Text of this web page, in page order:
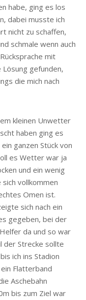
habe, ging es los
dabei musste ich
nicht zu schaffen,
schmale wenn auch
mit
Lösung gefunden,
die mich nach
kleinen Unwetter
haben ging es
ganzen Stück von
es Wetter war ja
und ein wenig
vollkommen
Omen ist.
sich nach ein
gegeben, bei der
da und so war
der Strecke sollte
ich ins Stadion
Flatterband
Aschebahn
bis zum Ziel war